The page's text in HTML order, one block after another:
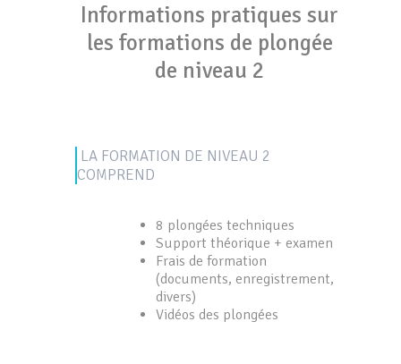
Informations pratiques sur
les formations de plongée
de niveau 2
LA FORMATION DE NIVEAU 2
COMPREND
8 plongées techniques
Support théorique + examen
Frais de formation
(documents, enregistrement,
divers)
Vidéos des plongées